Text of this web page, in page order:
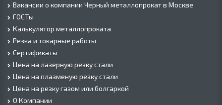
Вакансии о компании Черный металлопрокат в Москве
ГОСТы
Калькулятор металлопроката
Резка и токарные работы
Сертификаты
Цена на лазерную резку стали
Цена на плазменую резку стали
Цена на резку газом или болгаркой
О Компании